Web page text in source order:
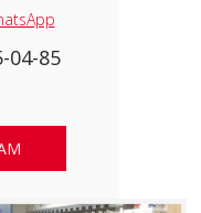
04-85